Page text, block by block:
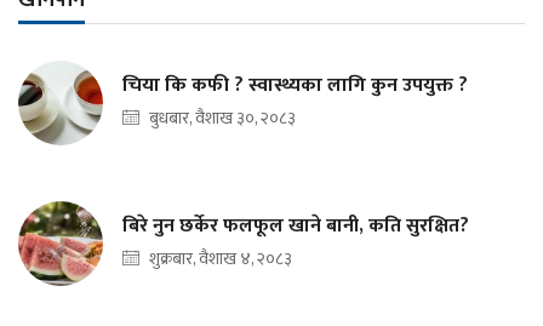
चिया कि कफी ? स्वास्थ्यका लागि कुन उपयुक्त ?
बुधबार, वैशाख ३०, २०८३
बिरे नुन छर्केर फलफूल खाने बानी, कति सुरक्षित?
शुक्रबार, वैशाख ४, २०८३